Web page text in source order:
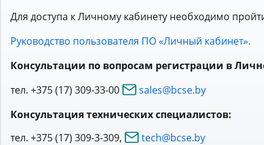
Для доступа к Личному кабинету необходимо
Руководство пользователя ПО «Личный кабинет».
Консультации по вопросам регистрации в
тел. +375 (17) 309-33-00
sales@bcse.by
Консультация технических специалистов:
тел. +375 (17) 309-3-309,
tech@bcse.by